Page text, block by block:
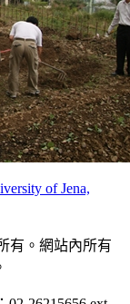
of Jena,
有。網站內所有